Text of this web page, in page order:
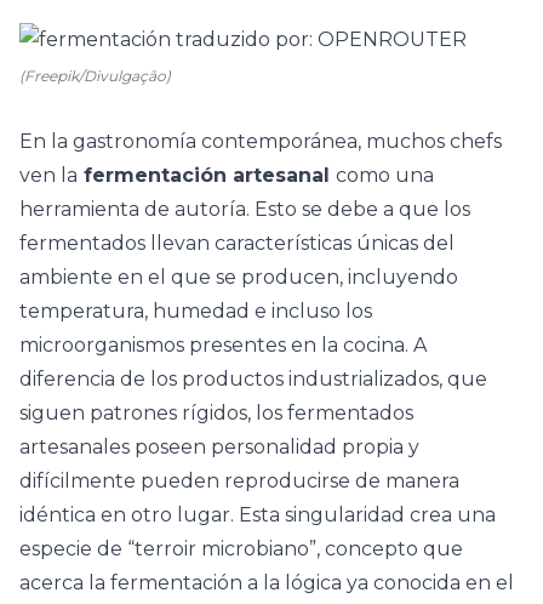
(Freepik/Divulgação)
En la gastronomía contemporánea, muchos chefs
ven la fermentación artesanal como una
herramienta de autoría. Esto se debe a que los
fermentados llevan características únicas del
ambiente en el que se producen, incluyendo
temperatura, humedad e incluso los
microorganismos presentes en la cocina. A
diferencia de los productos industrializados, que
siguen patrones rígidos, los fermentados
artesanales poseen personalidad propia y
difícilmente pueden reproducirse de manera
idéntica en otro lugar. Esta singularidad crea una
especie de “terroir microbiano”, concepto que
acerca la fermentación a la lógica ya conocida en el